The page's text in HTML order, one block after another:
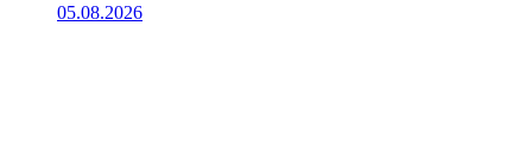
05.08.2026